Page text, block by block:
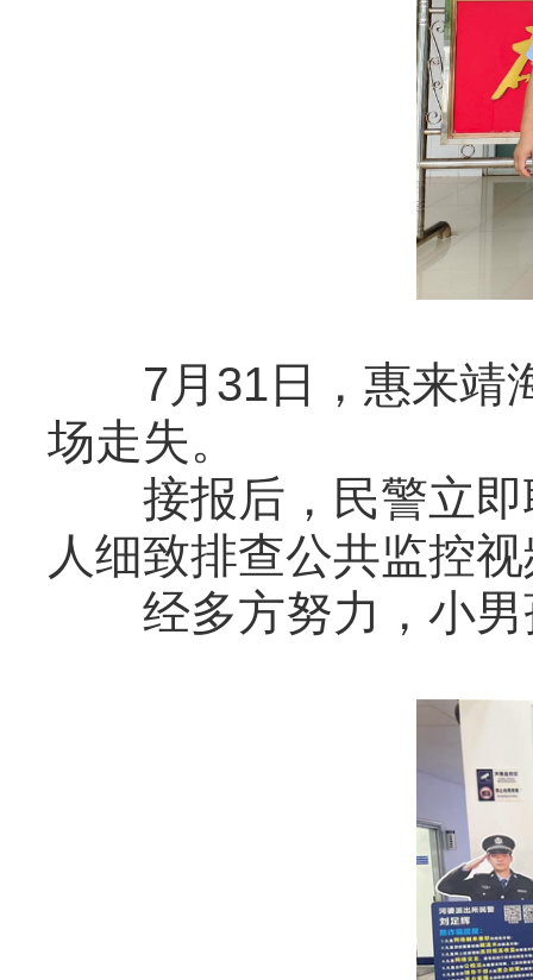
7月31日，惠来靖海
场走失。
接报后，民警立即
人细致排查公共监控
经多方努力，小男